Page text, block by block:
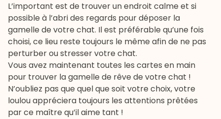
L’important est de trouver un endroit calme et si
possible à l’abri des regards pour déposer la
gamelle de votre chat. Il est préférable qu’une fois
choisi, ce lieu reste toujours le même afin de ne pas
perturber ou stresser votre chat.
Vous avez maintenant toutes les cartes en main
pour trouver la gamelle de rêve de votre chat !
N’oubliez pas que quel que soit votre choix, votre
loulou appréciera toujours les attentions prêtées
par ce maître qu’il aime tant !